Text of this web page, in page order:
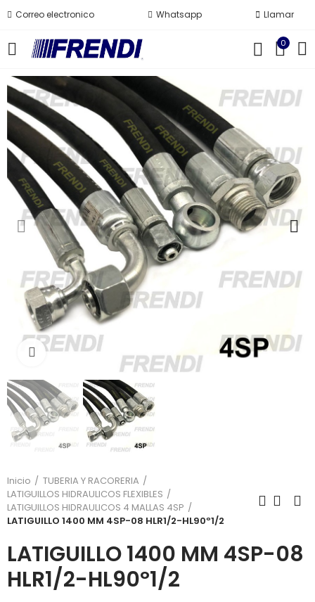
Correo electronico Whatsapp Llamar
0
Click para agrandar
Inicio
TUBERIA Y RACORERIA
LATIGUILLOS HIDRAULICOS FLEXIBLES
LATIGUILLOS HIDRAULICOS 4 MALLAS 4SP
LATIGUILLO 1400 MM 4SP-08 HLR1/2-HL90º1/2
LATIGUILLO 1400 MM 4SP-08
HLR1/2-HL90º1/2